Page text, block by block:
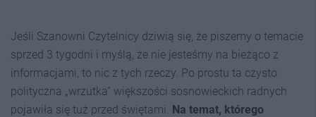
Jeśli Szanowni Czytelnicy dziwią się, że piszemy o temacie
sprzed 3 tygodni i myślą, że nie jesteśmy na bieżąco z
informacjami, to nic z tych rzeczy. Po prostu ta czysto
polityczna „wrzutka” większości sosnowieckich radnych
pojawiła się tuż przed świętami. Na temat, którego